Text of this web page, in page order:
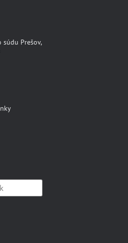
súdu Prešov,